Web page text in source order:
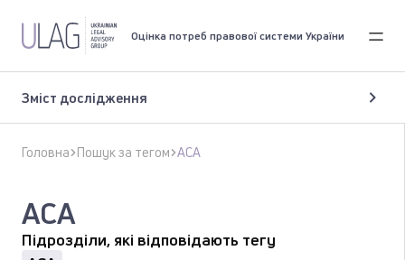
Оцінка потреб правової системи України
Зміст дослідження
Головна Пошук за тегом ACA
ACA
Підрозділи, які відповідають тегу